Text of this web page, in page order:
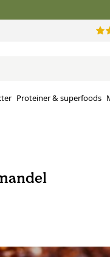
Proteiner & superfoods